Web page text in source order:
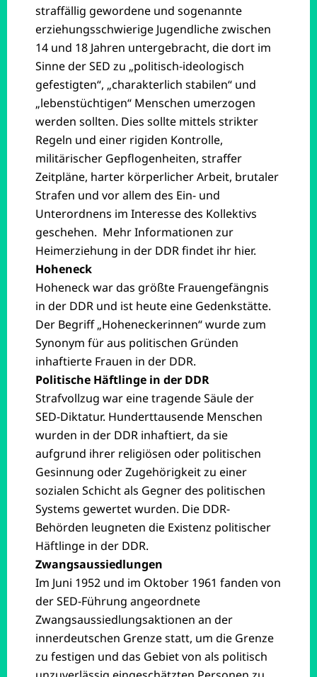
straffällig gewordene und sogenannte
erziehungsschwierige Jugendliche zwischen
14 und 18 Jahren untergebracht, die dort im
Sinne der SED zu „politisch-ideologisch
gefestigten“, „charakterlich stabilen“ und
„lebenstüchtigen“ Menschen umerzogen
werden sollten. Dies sollte mittels strikter
Regeln und einer rigiden Kontrolle,
militärischer Gepflogenheiten, straffer
Zeitpläne, harter körperlicher Arbeit, brutaler
Strafen und vor allem des Ein- und
Unterordnens im Interesse des Kollektivs
geschehen. Mehr Informationen zur
Heimerziehung in der DDR findet ihr hier.
Hoheneck
Hoheneck war das größte Frauengefängnis
in der DDR und ist heute eine Gedenkstätte.
Der Begriff „Hoheneckerinnen“ wurde zum
Synonym für aus politischen Gründen
inhaftierte Frauen in der DDR.
Politische Häftlinge in der DDR
Strafvollzug war eine tragende Säule der
SED-Diktatur. Hunderttausende Menschen
wurden in der DDR inhaftiert, da sie
aufgrund ihrer religiösen oder politischen
Gesinnung oder Zugehörigkeit zu einer
sozialen Schicht als Gegner des politischen
Systems gewertet wurden. Die DDR-
Behörden leugneten die Existenz politischer
Häftlinge in der DDR.
Zwangsaussiedlungen
Im Juni 1952 und im Oktober 1961 fanden von
der SED-Führung angeordnete
Zwangsaussiedlungsaktionen an der
innerdeutschen Grenze statt, um die Grenze
zu festigen und das Gebiet von als politisch